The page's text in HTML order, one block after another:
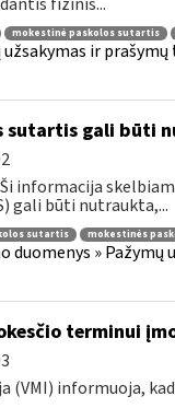
mokestinė paskolos sutartis
ir
sutartis gali būti
informacija
gali būti nutraukta,...
sutartis mokestinės
duomenys »
terminui
(VMI) informuoja,